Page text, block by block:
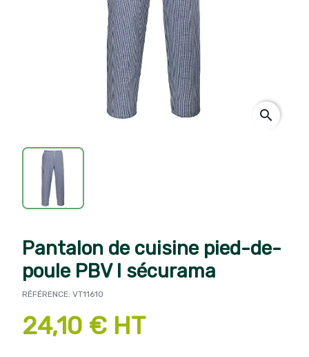
search
Pantalon de cuisine pied-de-
poule PBV I sécurama
RÉFÉRENCE: VT11610
24,10 € HT